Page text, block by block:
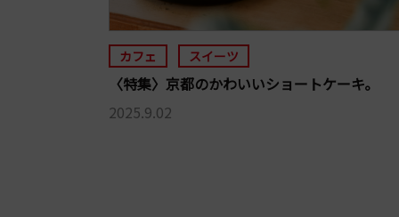
カフェ スイーツ
〈特集〉京都のかわいいショートケーキ。
2025.9.02